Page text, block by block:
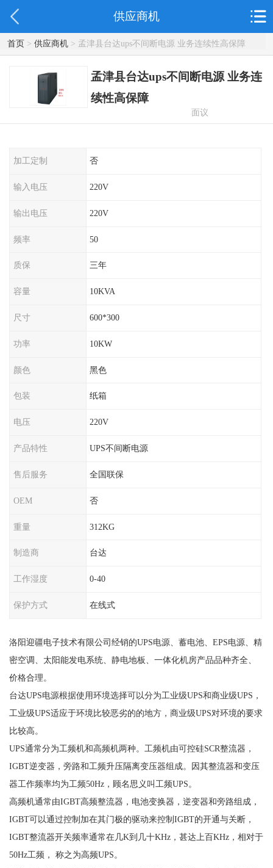
供应商机
首页> 供应商机> 孟津县台达ups不间断电源 业务连续性高保障
孟津县台达ups不间断电源 业务连
续性高保障
面议
加工定制 否
输入电压 220V
输出电压 220V
频率 50
质保 三年
容量 10KVA
尺寸 600*300
功率 10KW
颜色 黑色
包装 纸箱
电压 220V
产品特性 UPS不间断电源
售后服务 全国联保
OEM 否
重量 312KG
制造商 台达
工作湿度 0-40
保护方式 在线式
洛阳迎疆电子技术有限公司经销的UPS电源、蓄电池、EPS电源、精
密空调、太阳能发电系统、静电地板、一体化机房产品品种齐全、
价格合理。
台达UPS电源根据使用环境选择可以分为工业级UPS和商业级UPS，
工业级UPS适应于环境比较恶劣的的地方，商业级UPS对环境的要求
比较高。
UPS通常分为工频机和高频机两种。工频机由可控硅SCR整流器，
IGBT逆变器，旁路和工频升压隔离变压器组成。因其整流器和变压
器工作频率均为工频50Hz，顾名思义叫工频UPS。
高频机通常由IGBT高频整流器，电池变换器，逆变器和旁路组成，
IGBT可以通过控制加在其门极的驱动来控制IGBT的开通与关断，
IGBT整流器开关频率通常在几K到几十KHz，甚达上百KHz，相对于
50Hz工频， 称之为高频UPS。